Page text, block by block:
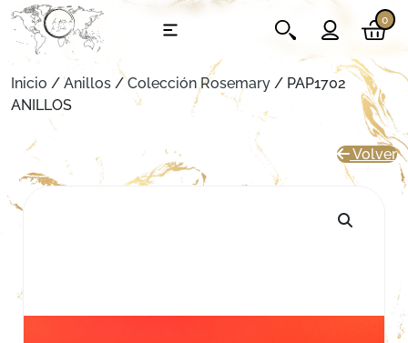
0
Inicio / Anillos /Colección Rosemary / PAP1702
ANILLOS
Volver